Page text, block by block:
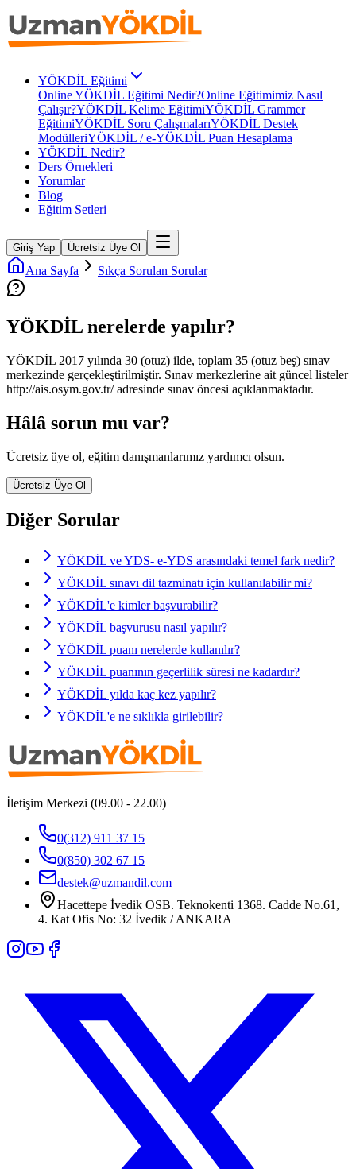
YÖKDİL Eğitimi
Online YÖKDİL Eğitimi Nedir?Online Eğitimimiz Nasıl
Çalışır?YÖKDİL Kelime EğitimiYÖKDİL Grammer
EğitimiYÖKDİL Soru ÇalışmalarıYÖKDİL Destek
ModülleriYÖKDİL / e-YÖKDİL Puan Hesaplama
YÖKDİL Nedir?
Ders Örnekleri
Yorumlar
Blog
Eğitim Setleri
Giriş Yap Ücretsiz Üye Ol
Ana Sayfa Sıkça Sorulan Sorular
YÖKDİL nerelerde yapılır?
YÖKDİL 2017 yılında 30 (otuz) ilde, toplam 35 (otuz beş) sınav
merkezinde gerçekleştirilmiştir. Sınav merkezlerine ait güncel listeler
http://ais.osym.gov.tr/ adresinde sınav öncesi açıklanmaktadır.
Hâlâ sorun mu var?
Ücretsiz üye ol, eğitim danışmanlarımız yardımcı olsun.
Ücretsiz Üye Ol
Diğer Sorular
YÖKDİL ve YDS- e-YDS arasındaki temel fark nedir?
YÖKDİL sınavı dil tazminatı için kullanılabilir mi?
YÖKDİL'e kimler başvurabilir?
YÖKDİL başvurusu nasıl yapılır?
YÖKDİL puanı nerelerde kullanılır?
YÖKDİL puanının geçerlilik süresi ne kadardır?
YÖKDİL yılda kaç kez yapılır?
YÖKDİL'e ne sıklıkla girilebilir?
İletişim Merkezi (09.00 - 22.00)
0(312) 911 37 15
0(850) 302 67 15
destek@uzmandil.com
Hacettepe İvedik OSB. Teknokenti 1368. Cadde No.61,
4. Kat Ofis No: 32 İvedik / ANKARA